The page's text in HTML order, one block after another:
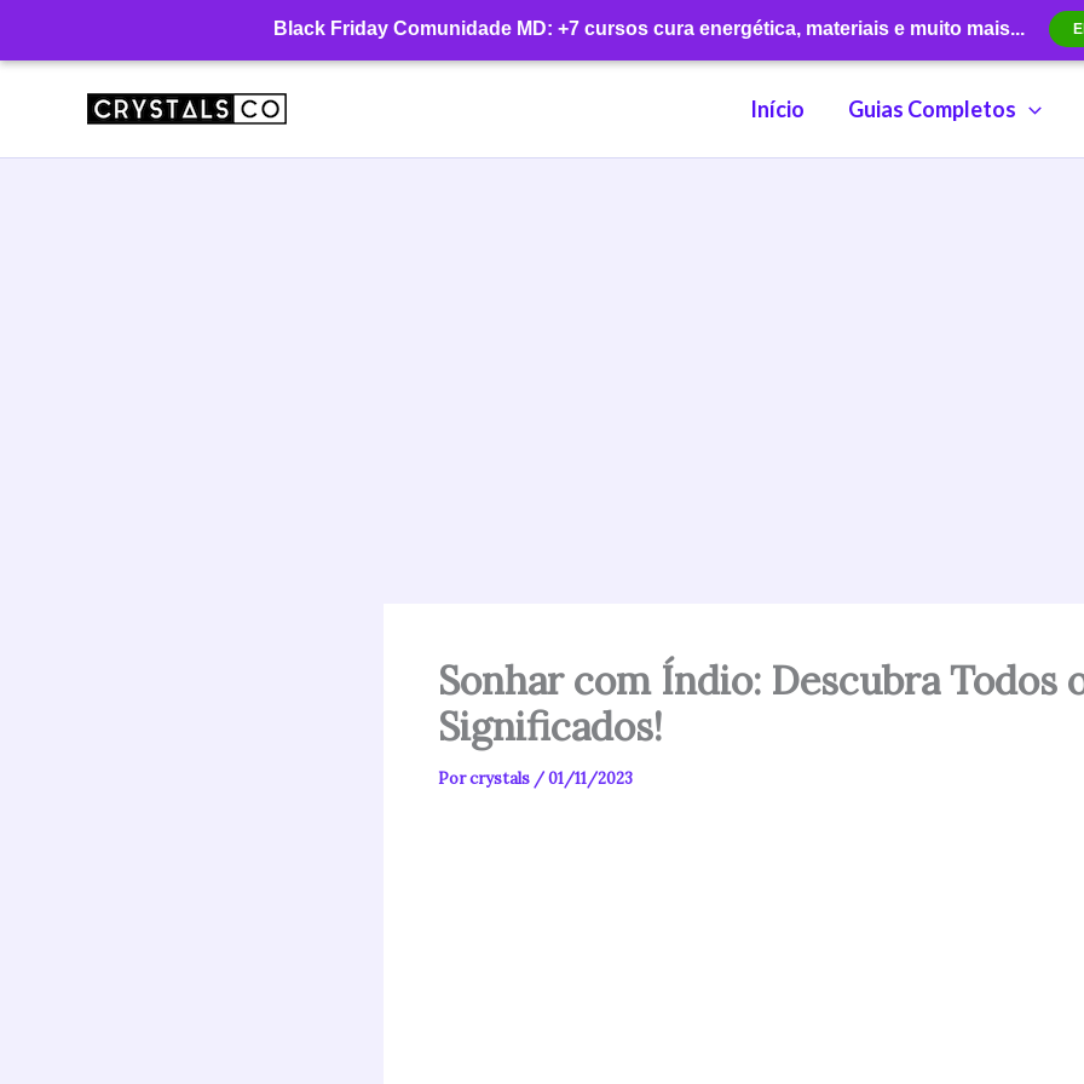
Black Friday Comunidade MD: +7 cursos cura energética, materiais e muito mais...
conteúdo
Início Guias Completos
Sonhar com Índio: Descubra Todos
Significados!
Porcrystals /01/11/2023